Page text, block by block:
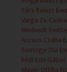
A nyári
jubileumi, 10.
Hétfőtől
Önöket a
hasznos
Sára Balázs (
Varga Zs. Csaba
Medvedt Yvette
Ancsics Csaba (
Somogyi Dia (
Rédl Ede Gábor